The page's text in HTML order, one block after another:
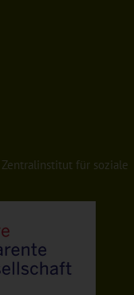
für soziale